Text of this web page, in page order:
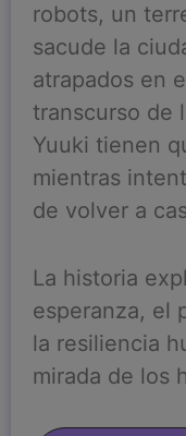
robots, un
sacude la
atrapados en
transcurso de
Yuuki tienen
mientras
de volver a
La historia
esperanza, el
la resiliencia
mirada de los